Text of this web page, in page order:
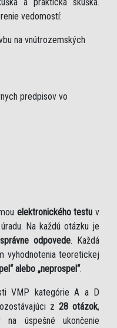
vedomostí:
na vnútrozemských
predpisov vo
elektronického testu v
Na každú otázku je
odpovede. Každá
vyhodnotenia teoretickej
alebo „neprospel“.
VMP kategórie A a D
z 28 otázok,
úspešné ukončenie